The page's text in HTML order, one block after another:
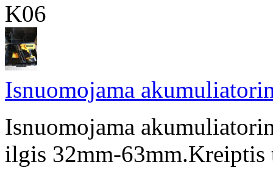
K06
Isnuomojama
Isnuomojama
ilgis 32mm-63mm.Kreiptis